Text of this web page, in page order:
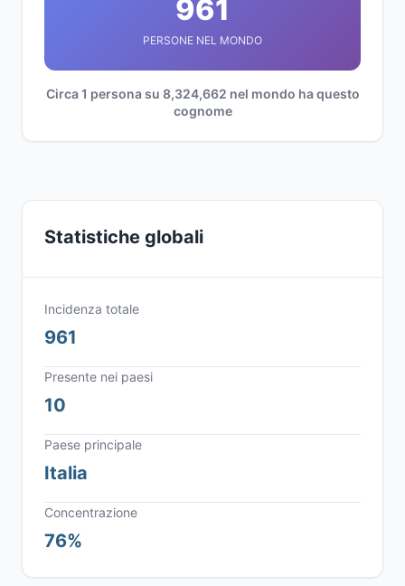
961
PERSONE NEL MONDO
Circa 1 persona su 8,324,662 nel mondo ha questo
cognome
Statistiche globali
Incidenza totale
961
Presente nei paesi
10
Paese principale
Italia
Concentrazione
76%